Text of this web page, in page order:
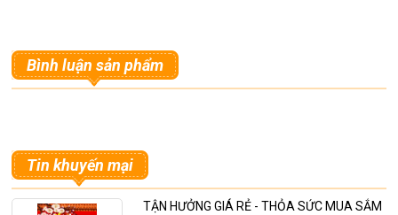
Bình luận sản phẩm
Tin khuyến mại
TẬN HƯỞNG GIÁ RẺ - THỎA SỨC MUA SẮM